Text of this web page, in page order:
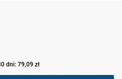
dni: 79,09 zł